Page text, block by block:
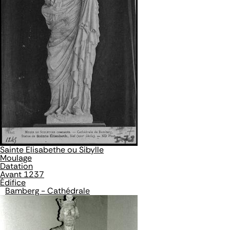
Sainte Elisabethe ou Sibylle
Moulage
Datation
Avant 1237
Édifice
Bamberg - Cathédrale